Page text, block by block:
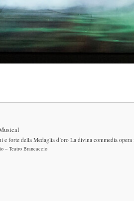
e forte della Medaglia d’oro La divina commedia
– Teatro Brancaccio